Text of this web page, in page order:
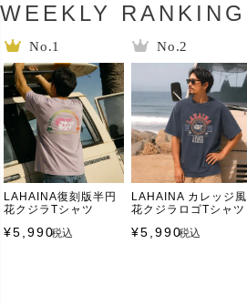
WEEKLY RANKING
LAHAINA復刻版半円
花クジラTシャツ
¥5,990税込
LAHAINA カレッジ風
花クジラロゴTシャツ
¥5,990税込